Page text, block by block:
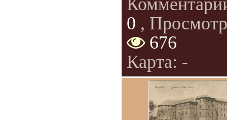
0 ,
676
Карта: -